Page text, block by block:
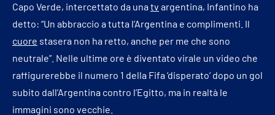
Capo Verde, intercettato da unatv argentina, Infantino ha
detto: “Un abbraccio a tutta l’Argentina e complimenti. Il
cuore stasera non ha retto, anche per me che sono
neutrale”. Nelle ultime ore è diventato virale un video che
raffigurerebbe il numero 1 della Fifa ‘disperato’ dopo un gol
subito dall’Argentina contro l’Egitto, ma in realtà le
immagini sono vecchie.